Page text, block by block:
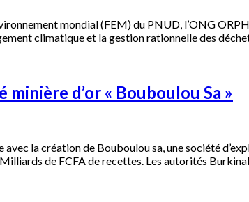
mondial (FEM) du PNUD, l’ONG
climatique et la gestion rationnelle des
minière d’or « Bouboulou Sa »
la création de Bouboulou sa, une société
de FCFA de recettes. Les autorités